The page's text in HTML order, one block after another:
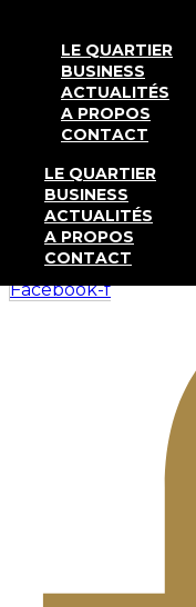
LE QUARTIER
BUSINESS
ACTUALITÉS
A PROPOS
CONTACT
LE QUARTIER
BUSINESS
ACTUALITÉS
A PROPOS
CONTACT
SANTÉ,VIVRE
Faire du
Facebook-f